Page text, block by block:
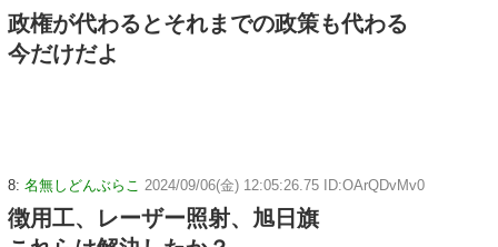
政権が代わるとそれまでの政策も代わる
今だけだよ
8: 名無しどんぶらこ 2024/09/06(金) 12:05:26.75 ID:OArQDvMv0
徴用工、レーザー照射、旭日旗